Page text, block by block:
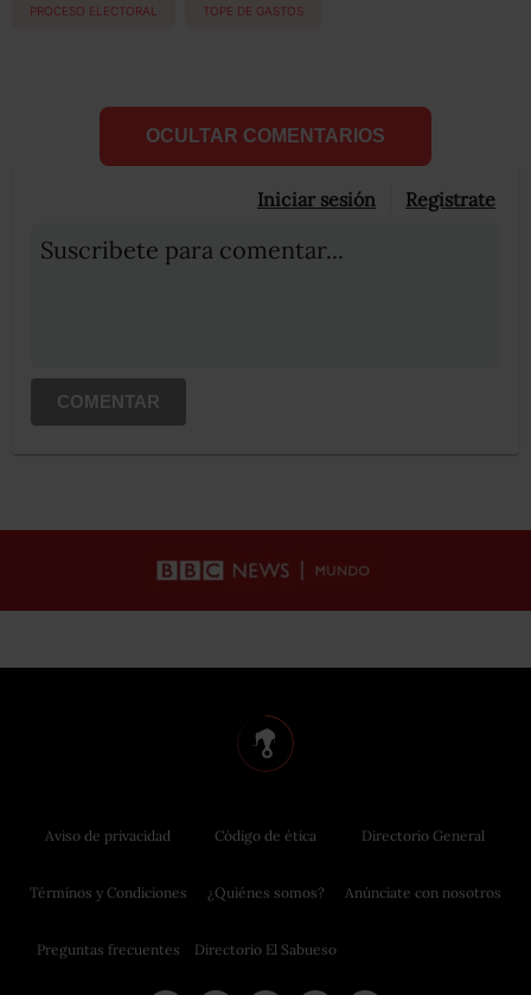
PROCESO ELECTORAL TOPE DE GASTOS
OCULTAR COMENTARIOS
Iniciar sesión Registrate
Suscribete para comentar...
COMENTAR
Aviso de privacidad
Términos y Condiciones
Preguntas frecuentes
Código de ética
¿Quiénes somos?
Directorio El Sabueso
Directorio General
Anúnciate con nosotros